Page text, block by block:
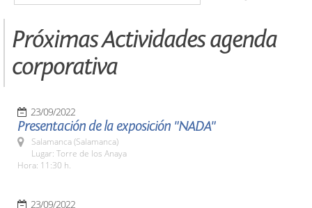
Próximas Actividades agenda
corporativa
23/09/2022
Presentación de la exposición "NADA"
Salamanca (Salamanca)
Lugar: Torre de los Anaya
Hora: 11:30 h.
23/09/2022